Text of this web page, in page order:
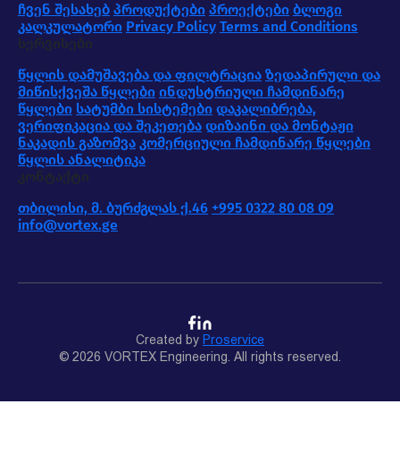
ჩვენ შესახებ პროდუქტები პროექტები ბლოგი
კალკულატორი Privacy Policy Terms and Conditions
სერვისები
წყლის დამუშავება და ფილტრაცია ზედაპირული და
მიწისქვეშა წყლები ინდუსტრიული ჩამდინარე
წყლები სატუმბი სისტემები დაკალიბრება,
ვერიფიკაცია და შეკეთება დიზაინი და მონტაჟი
ნაკადის გაზომვა კომერციული ჩამდინარე წყლები
წყლის ანალიტიკა
კონტაქტი
თბილისი, მ. ბურძგლას ქ.46 +995 0322 80 08 09
info@vortex.ge
Created by Proservice
© 2026 VORTEX Engineering. All rights reserved.